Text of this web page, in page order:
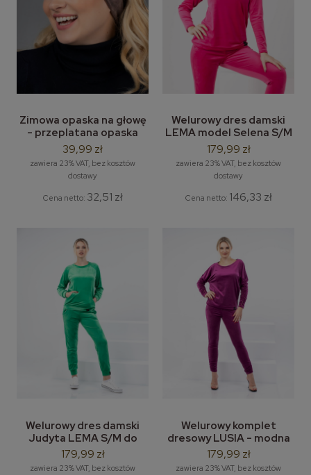
Zimowa opaska na głowę
- przeplatana opaska
welurowa LEMA 5
szt/opak. mix kolor
39,99 zł
zawiera 23% VAT, bez kosztów
dostawy
Cena netto: 32,51 zł
Welurowy dres damski
LEMA model Selena S/M
do 4/5XL
179,99 zł
zawiera 23% VAT, bez kosztów
dostawy
Cena netto: 146,33 zł
Welurowy dres damski
Judyta LEMA S/M do
4/5XL - komplet dresowy
Judyta
179,99 zł
zawiera 23% VAT, bez kosztów
Welurowy komplet
dresowy LUSIA - modna
bluzka + legginsy
welurowe dresy
179,99 zł
zawiera 23% VAT, bez kosztów